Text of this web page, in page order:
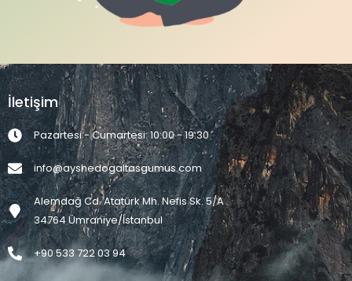
İletişim
Pazartesi - Cumartesi: 10:00 - 19:30
info@ayshedogaltasgumus.com
Alemdağ Cd. Atatürk Mh. Nefis Sk. 5/A
34764 Ümraniye/İstanbul
+90 533 722 03 94